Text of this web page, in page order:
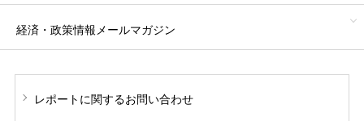
経済・政策情報 メールマガジン
レポートに関するお問い合わせ